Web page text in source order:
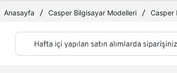
Anasayfa Casper Bilgisayar Modelleri Casper